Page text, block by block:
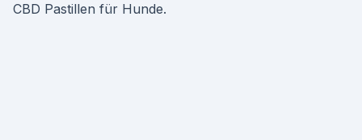
CBD Pastillen für Hunde.